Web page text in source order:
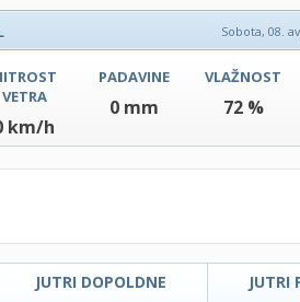
Sobota, 08.
VETRA
km/h
PADAVINE
0 mm
VLAŽNOST
72 %
JUTRI DOPOLDNE JUTRI